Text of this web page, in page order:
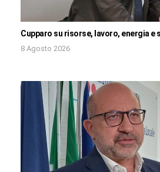
Cupparo su risorse, lavoro, energia e
8 Agosto 2026